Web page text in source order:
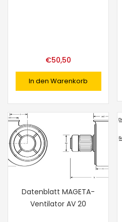
€50,50
In den Warenkorb
Datenblatt MAGETA-
Ventilator AV 20